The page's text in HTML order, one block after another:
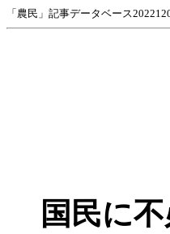
「農民」記事データベース
国民に